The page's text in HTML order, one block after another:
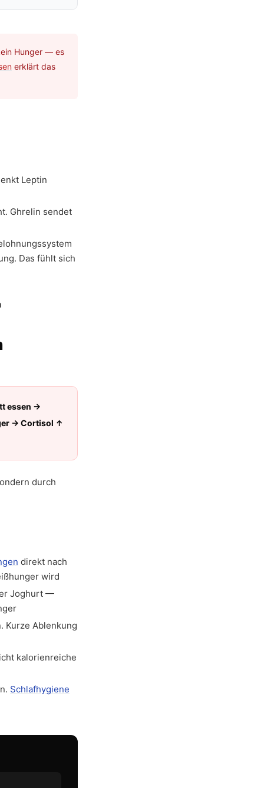
Hunger — es
erklärt das
Leptin
Ghrelin sendet
Das fühlt sich
essen →
→ Cortisol ↑
durch
direkt nach
wird
Joghurt —
Kurze Ablenkung
kalorienreiche
Schlafhygiene